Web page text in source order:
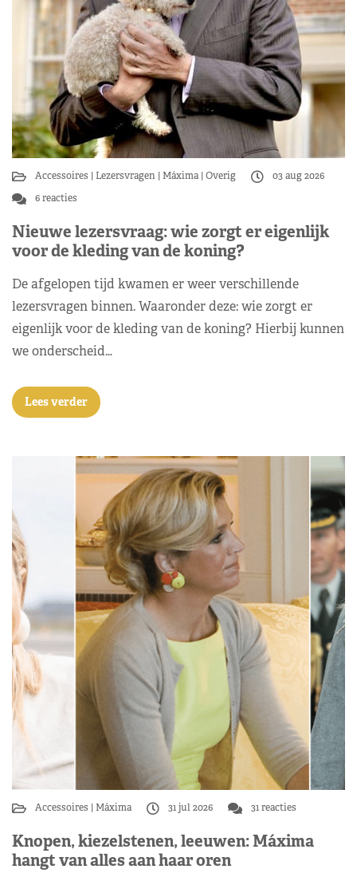
Accessoires Lezersvragen Máxima Overig
03 aug 2026
6 reacties
Nieuwe lezersvraag: wie zorgt er eigenlijk
voor de kleding van de koning?
De afgelopen tijd kwamen er weer verschillende
lezersvragen binnen. Waaronder deze: wie zorgt er
eigenlijk voor de kleding van de koning? Hierbij kunnen
we onderscheid…
Lees verder
Accessoires Máxima 31 jul 2026 31 reacties
Knopen, kiezelstenen, leeuwen: Máxima
hangt van alles aan haar oren